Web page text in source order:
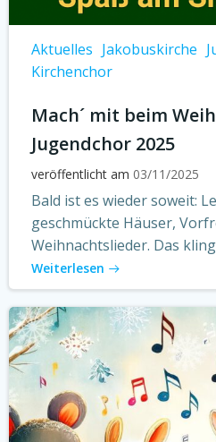
Aktuelles Jakobuskirche
Kirchenchor
Mach´ mit beim
Jugendchor 2025
veröffentlicht am 03/11/2025
Bald ist es wieder soweit:
geschmückte Häuser,
Weihnachtslieder. Das
Weiterlesen